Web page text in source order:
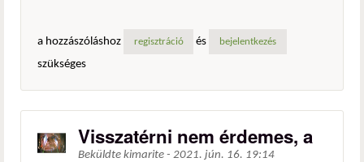
a hozzászóláshoz regisztráció és bejelentkezés
szükséges
Visszatérni nem érdemes, a
Beküldte kimarite - 2021. jún. 16. 19:14